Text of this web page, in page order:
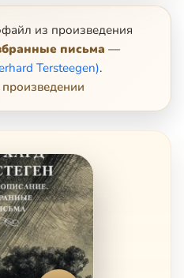
из произведения
письма —
Tersteegen).